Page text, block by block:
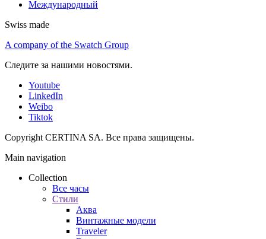
Международный
Swiss made
A company of the Swatch Group
Следите за нашими новостями.
Youtube
LinkedIn
Weibo
Tiktok
Copyright CERTINA SA. Все права защищены.
Main navigation
Collection
Все часы
Стили
Аква
Винтажные модели
Traveler